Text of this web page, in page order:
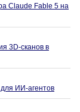
Claude Fable 5 на
3D-сканов в
ИИ-агентов